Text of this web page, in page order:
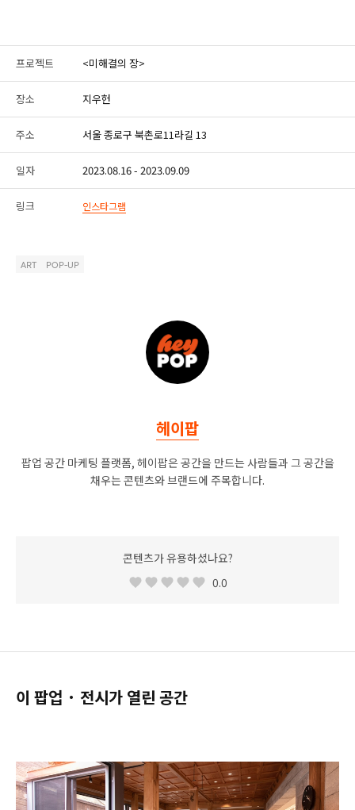
프로젝트 <미해결의 장>
장소 지우헌
주소 서울 종로구 북촌로11라길 13
일자 2023.08.16 - 2023.09.09
링크 인스타그램
ART POP-UP
헤이팝
팝업 공간 마케팅 플랫폼, 헤이팝은 공간을 만드는 사람들과 그 공간을
채우는 콘텐츠와 브랜드에 주목합니다.
콘텐츠가 유용하셨나요?
0.0
이 팝업 · 전시가 열린 공간